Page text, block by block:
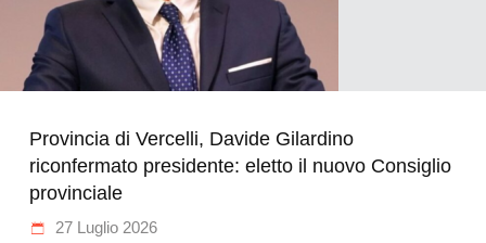
Provincia di Vercelli, Davide Gilardino
riconfermato presidente: eletto il nuovo Consiglio
provinciale
27 Luglio 2026